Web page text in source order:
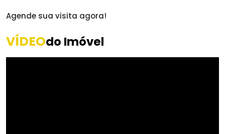
Agende sua visita agora!
VÍDEOdo Imóvel